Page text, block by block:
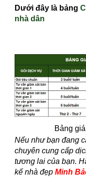
Dưới đây là bảng
nhà dân
Bảng
Nếu như bạn đang
chuyên cung cấp
tương lai của bạn.
kế nhà đẹp Minh